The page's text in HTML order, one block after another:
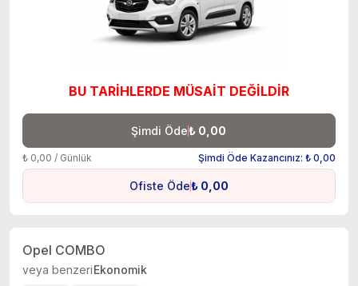
BU TARİHLERDE MÜSAİT DEĞİLDİR
Şimdi Öde₺ 0,00
₺ 0,00 / Günlük Şimdi Öde Kazancınız: ₺ 0,00
Ofiste Öde₺ 0,00
Opel COMBO
veya benzeriEkonomik